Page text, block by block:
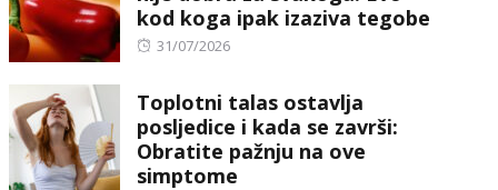
kod koga ipak izaziva tegobe
Posted
31/07/2026
Toplotni talas ostavlja
posljedice i kada se završi:
Obratite pažnju na ove
simptome